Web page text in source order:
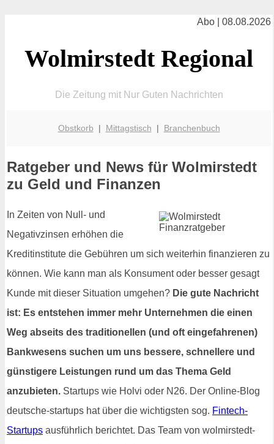
Abo | 08.08.2026
Wolmirstedt Regional
Die Zeitung mit Nur Guten Nachrichten
Obstkorb | Mittagstisch | Branchenbuch
Ratgeber und News für Wolmirstedt
zu Geld und Finanzen
In Zeiten von Null- und
Negativzinsen erhöhen die
Kreditinstitute die Gebühren um sich weiterhin finanzieren zu
können. Wie kann man als Konsument oder besser gesagt
Kunde mit dieser Situation umgehen? Die gute Nachricht
ist: Es entstehen immer mehr Unternehmen die einen
Weg abseits des traditionellen (und oft eingefahrenen)
Bankwesens suchen um uns bessere, schnellere und
günstigere Leistungen rund um das Thema Geld
anzubieten. Startups wie Holvi oder N26. Der Online-Blog
deutsche-startups hat über die wichtigsten sog. Fintech-
Startups ausführlich berichtet. Das Team von wolmirstedt-